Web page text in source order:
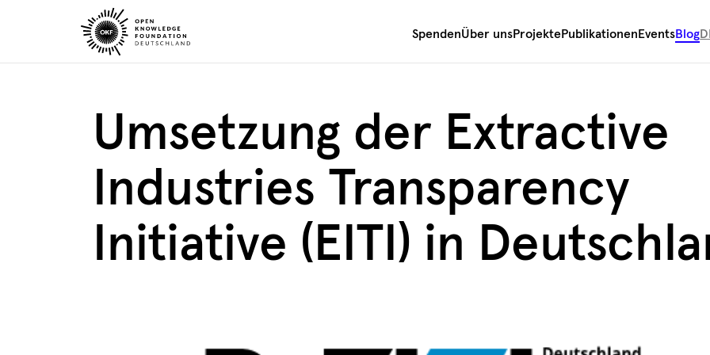
Skip
to
SpendenÜber unsProjektePublikationen EventsBlog
Umsetzung der Extractive
Industries Transparency
Initiative (EITI) in